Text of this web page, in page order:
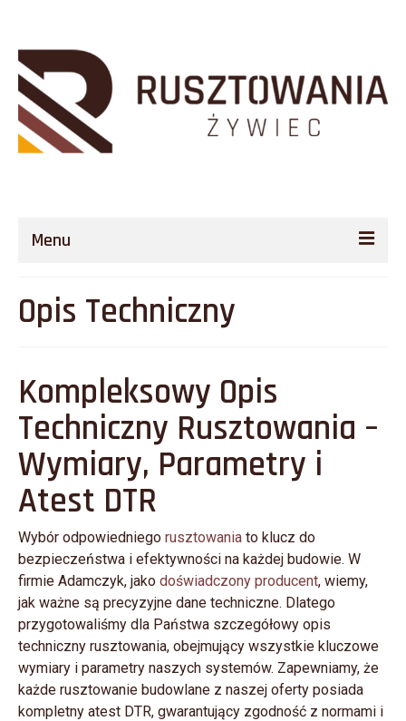
Menu
Rusztowania
Finansowanie
Kontakt
Opis Techniczny
Kompleksowy Opis
Techniczny Rusztowania –
Wymiary, Parametry i
Atest DTR
Wybór odpowiedniego rusztowania to klucz do
bezpieczeństwa i efektywności na każdej budowie. W
firmie Adamczyk, jako doświadczony producent, wiemy,
jak ważne są precyzyjne dane techniczne. Dlatego
przygotowaliśmy dla Państwa szczegółowy opis
techniczny rusztowania, obejmujący wszystkie kluczowe
wymiary i parametry naszych systemów. Zapewniamy, że
każde rusztowanie budowlane z naszej oferty posiada
kompletny atest DTR, gwarantujący zgodność z normami i